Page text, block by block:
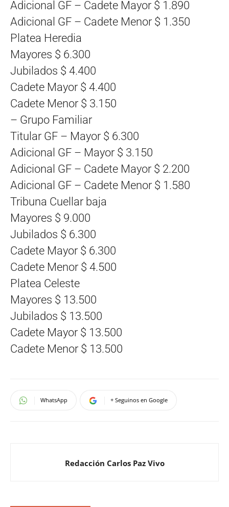
Adicional GF – Cadete Mayor $ 1.890
Adicional GF – Cadete Menor $ 1.350
Platea Heredia
Mayores $ 6.300
Jubilados $ 4.400
Cadete Mayor $ 4.400
Cadete Menor $ 3.150
– Grupo Familiar
Titular GF – Mayor $ 6.300
Adicional GF – Mayor $ 3.150
Adicional GF – Cadete Mayor $ 2.200
Adicional GF – Cadete Menor $ 1.580
Tribuna Cuellar baja
Mayores $ 9.000
Jubilados $ 6.300
Cadete Mayor $ 6.300
Cadete Menor $ 4.500
Platea Celeste
Mayores $ 13.500
Jubilados $ 13.500
Cadete Mayor $ 13.500
Cadete Menor $ 13.500
WhatsApp + Seguinos en Google
Redacción Carlos Paz Vivo